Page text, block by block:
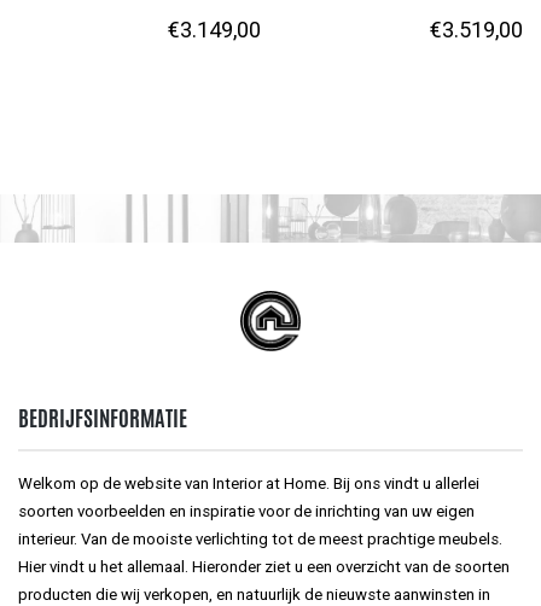
€3.149,00 €3.519,00
BEDRIJFSINFORMATIE
Welkom op de website van Interior at Home. Bij ons vindt u allerlei
soorten voorbeelden en inspiratie voor de inrichting van uw eigen
interieur. Van de mooiste verlichting tot de meest prachtige meubels.
Hier vindt u het allemaal. Hieronder ziet u een overzicht van de soorten
producten die wij verkopen, en natuurlijk de nieuwste aanwinsten in